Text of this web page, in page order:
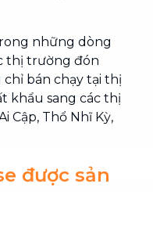
những dòng
thị trường đón
chỉ bán chạy tại thị
khẩu sang các thị
Cập, Thổ Nhĩ Kỳ,
được sản